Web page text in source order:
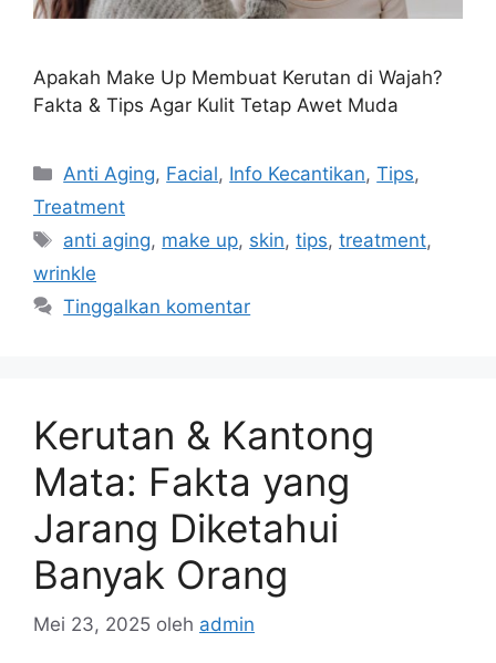
Apakah Make Up Membuat Kerutan di Wajah?
Fakta & Tips Agar Kulit Tetap Awet Muda
Anti Aging, Facial, Info Kecantikan,Tips,
Treatment
anti aging, make up, skin,tips,treatment,
wrinkle
Tinggalkan komentar
Kerutan & Kantong
Mata: Fakta yang
Jarang Diketahui
Banyak Orang
Mei 23, 2025 oleh admin